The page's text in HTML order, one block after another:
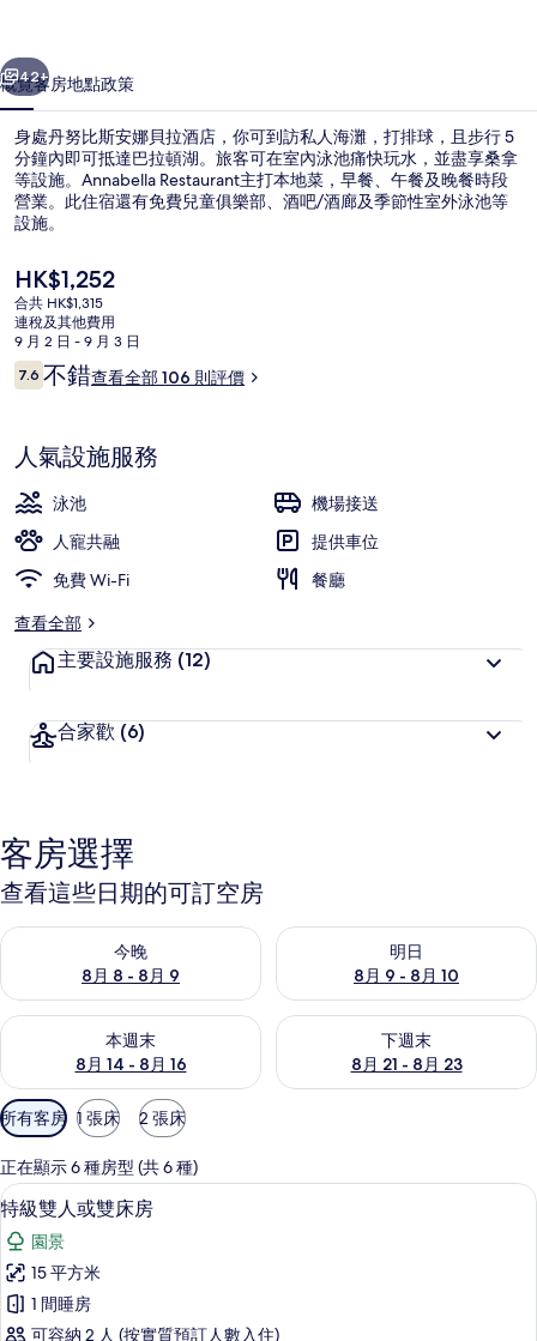
拉
酒
店
相
片
集
個 下一個
42+
概覽客房地點政策
身處丹努比斯安娜貝拉酒店，你可到訪私人海灘，打排球，且步行 5
分鐘內即可抵達巴拉頓湖。旅客可在室內泳池痛快玩水，並盡享桑拿
等設施。Annabella Restaurant主打本地菜，早餐、午餐及晚餐時段
營業。此住宿還有免費兒童俱樂部、酒吧/酒廊及季節性室外泳池等
設施。
現
價
HK$1,252
HK$1,252
合共 HK$1,315
連稅及其他費用
9 月 2 日 - 9 月 3 日
評
價
7.67.6 分，滿分 10 分，
不錯查看全部 106 則評價
人氣設施服務
泳池
機場接送
人寵共融
提供車位
免費 Wi-Fi
餐廳
查看全部
主要設施服務 (12)
合家歡 (6)
客房選擇
查看這些日期的可訂空房
今晚
8月 8 - 8月 9
查看今晚 8月 8 - 8月 9的可訂空房
明日
8月 9 - 8月 10
查看明日 8月 9 - 8月 10的可訂
本週末
8月 14 - 8月 16
查看本週末 8月 14 - 8月 16的可訂空房
下週末
8月 21 - 8月 23
查看下週末 8月 21 - 8月 23的
可
用
嘅
客
房
篩
選
條
件
所有客房 1 張床 2 張床
正在顯示 6 種房型 (共 6 種)
載
入
所
有
特
特級雙人或雙床房 | 房內夾萬、免費
7
特級雙人或雙床房
園景
15 平方米
1 間睡房
可容納 2 人 (按實質預訂人數入住)